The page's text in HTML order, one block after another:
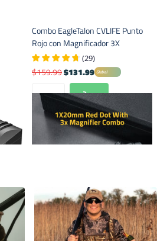
Combo EagleTalon CVLIFE Punto
Rojo con Magnificador 3X
(29)
$159.99$131.99 Global